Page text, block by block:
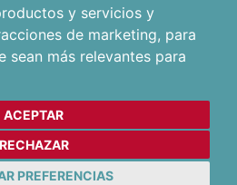
y servicios y
de marketing, para
sean más relevantes para
ACEPTAR
RECHAZAR
PREFERENCIAS